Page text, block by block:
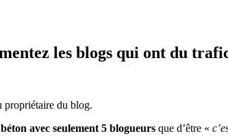
les blogs qui ont du
propriétaire du blog.
avec seulement 5 blogueurs que d’être «